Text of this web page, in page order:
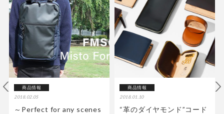
商品情報
2018.02.05
～Perfect for any scenes
商品情報
2018.01.10
“革のダイヤモンド”コード